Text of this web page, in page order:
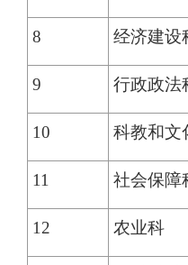
8 经济建设
9 行政政法
10 科教和文
11 社会保障
12 农业科